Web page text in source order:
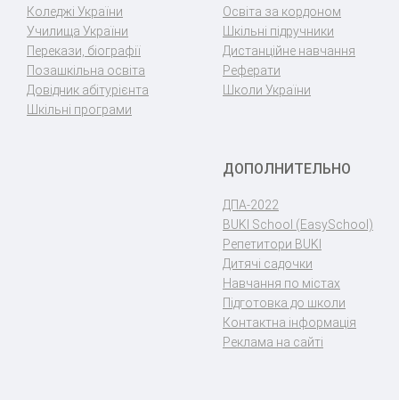
Коледжі України
Училища України
Перекази, біографії
Позашкільна освіта
Довідник абітурієнта
Шкільні програми
Освіта за кордоном
Шкільні підручники
Дистанційне навчання
Реферати
Школи України
ДОПОЛНИТЕЛЬНО
ДПА-2022
BUKI School (EasySchool)
Репетитори BUKI
Дитячі садочки
Навчання по містах
Підготовка до школи
Контактна інформація
Реклама на сайті